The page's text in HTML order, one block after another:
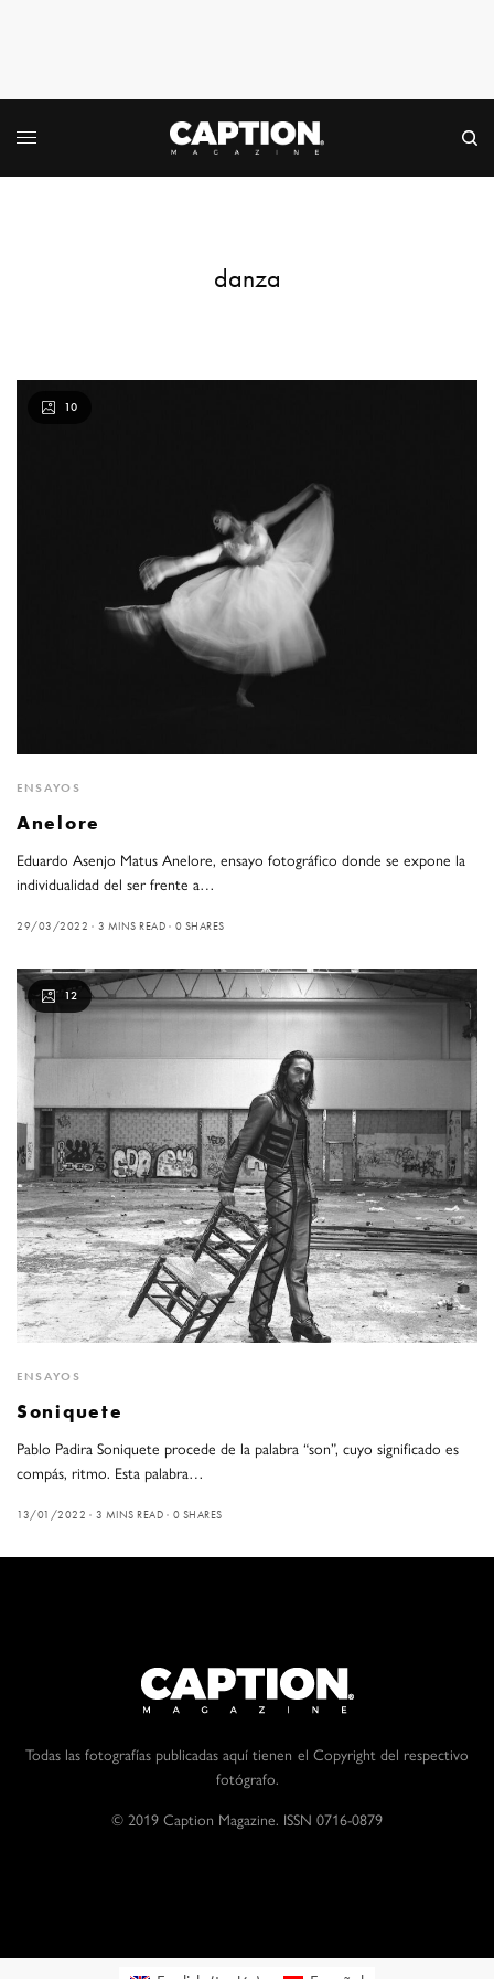
danza
10
ENSAYOS
Anelore
Eduardo Asenjo Matus Anelore, ensayo fotográfico donde se expone la
individualidad del ser frente a…
29/03/2022 3 MINS READ 0 SHARES
12
ENSAYOS
Soniquete
Pablo Padira Soniquete procede de la palabra “son”, cuyo significado es
compás, ritmo. Esta palabra…
13/01/2022 3 MINS READ 0 SHARES
Todas las fotografías publicadas aquí tienen el Copyright del respectivo
fotógrafo.
© 2019 Caption Magazine. ISSN 0716-0879